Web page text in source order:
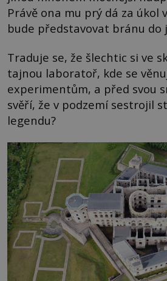
Právě ona mu prý dá za úkol
bude představovat bránu do
Traduje se, že šlechtic si ve
tajnou laboratoř, kde se
experimentům, a před svou
svěří, že v podzemí sestrojil
legendu?